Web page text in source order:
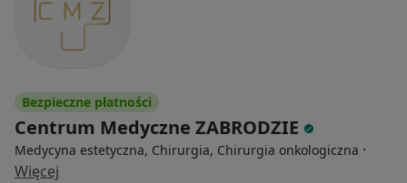
Bezpieczne płatności
Centrum Medyczne ZABRODZIE
Medycyna estetyczna, Chirurgia, Chirurgia onkologiczna ·
Więcej